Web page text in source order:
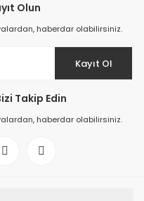
Olun
haberdar olabilirsiniz.
Kayıt Ol
Takip Edin
haberdar olabilirsiniz.